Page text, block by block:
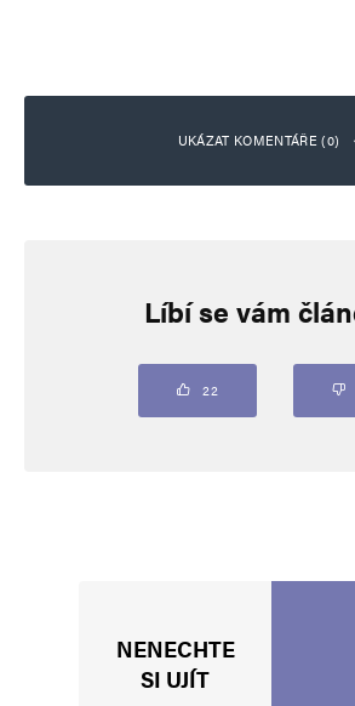
UKÁZAT KOMENTÁŘE (0)
Vaše e-mailová adresa nebude zveřejněna.
Líbí se vám
22
NENECHTE
SI UJÍT